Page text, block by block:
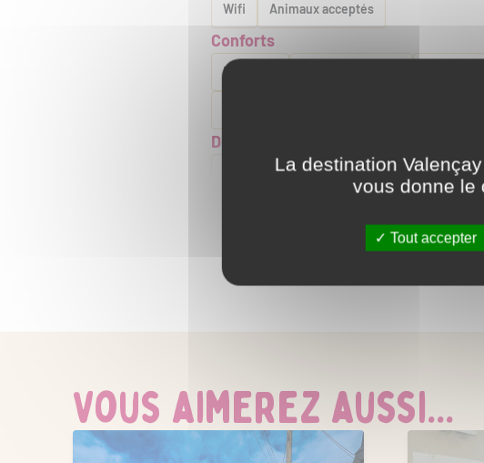
Wifi Animaux acceptés
Conforts
Barbecue
Descriptif habitation
Habitation indépendante Jardin
Vous aimerez aussi...
La destination
vous donne le
Tout accepter